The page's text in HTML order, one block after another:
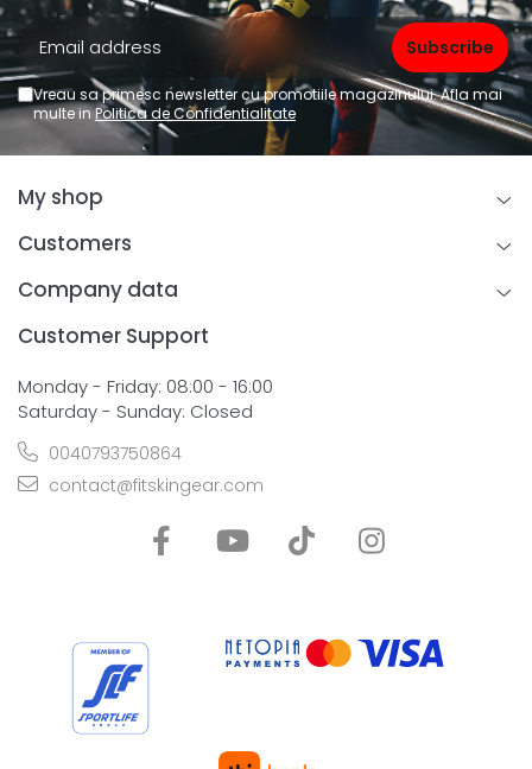
Vreau sa primesc newsletter cu promotiile magazinului. Afla mai
multe inPolitica de Confidentialitate
My shop
Customers
Company data
Customer Support
Monday - Friday: 08:00 - 16:00
Saturday - Sunday: Closed
0040793750864
contact@fitskingear.com